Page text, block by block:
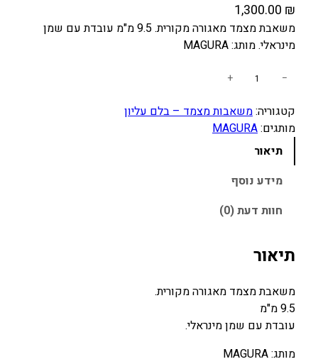
1,300.00 ₪
משאבת מצמד מאגורה מקורית. 9.5 מ"מ עובדת עם שמן
מינראלי. מותג: MAGURA
ו
ת
ל
ת
מ
מ
ד
מ
י
−
+
קטגוריה:משאבות מצמד – בלם עליון
מותגים:MAGURA
תיאור
מידע נוסף
חוות דעת (0)
תיאור
משאבת מצמד מאגורה מקורית.
9.5 מ"מ
עובדת עם שמן מינראלי.
מותג: MAGURA